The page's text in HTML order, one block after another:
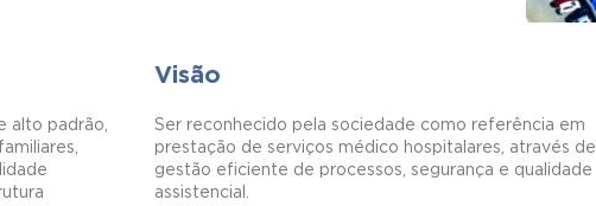
alto padrão,
Visão
Ser reconhecido pela sociedade como referência em
prestação de serviços médico hospitalares, através de
gestão eficiente de processos, segurança e qualidade
assistencial.